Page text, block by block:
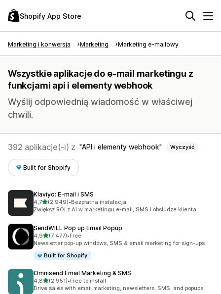
Shopify App Store
Marketing i konwersja Marketing Marketing e-mailowy
Wszystkie aplikacje do e-mail marketingu z
funkcjami api i elementy webhook
Wyślij odpowiednią wiadomość w właściwej
chwili.
392 aplikacje(-i) z API i elementy webhook Wyczyść
Built for Shopify
Klaviyo: E‑mail i SMS
4,7na 5 gwiazdek
(2 949)
Łączna liczba recenzji: 2949
•Bezpłatna instalacja
Zwiększ ROI z AI w marketingu e-mail, SMS i obsłudze klienta
SendWILL Pop up Email Popup
4,9na 5 gwiazdek
(7 477)
Łączna liczba recenzji: 7477
•Free
Newsletter pop-up windows, SMS & email marketing for sign-ups
Built for Shopify
Omnisend Email Marketing & SMS
4,8na 5 gwiazdek
(2 951)
Łączna liczba recenzji: 2951
•Free to install
Drive sales with email marketing, newsletters, SMS, and popups